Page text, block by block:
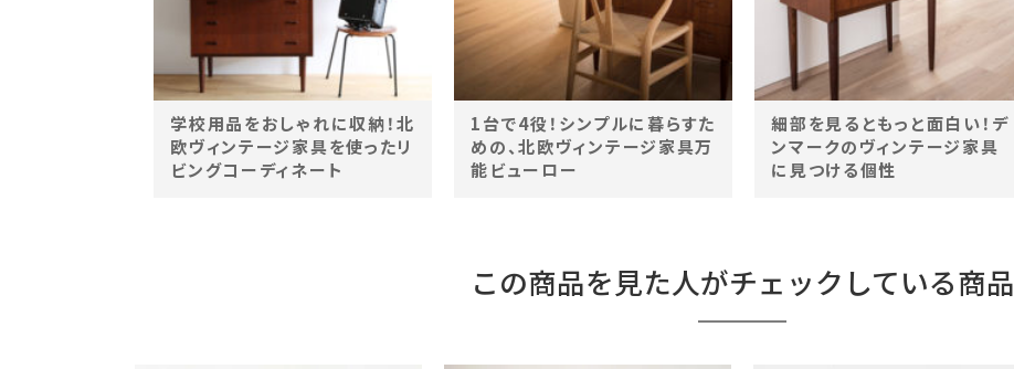
学校用品をおしゃれに収納！北
欧ヴィンテージ家具を使ったリ
ビングコーディネート
1台で4役！シンプルに暮らすた
めの、北欧ヴィンテージ家具万
能ビューロー
細部を見るともっと面白い！デ
ンマークのヴィンテージ家具
に見つける個性
この商品を見た人がチェックしている商品